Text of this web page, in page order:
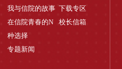
我与信院的故事 下载专区
在信院青春的N
种选择
校长信箱
专题新闻